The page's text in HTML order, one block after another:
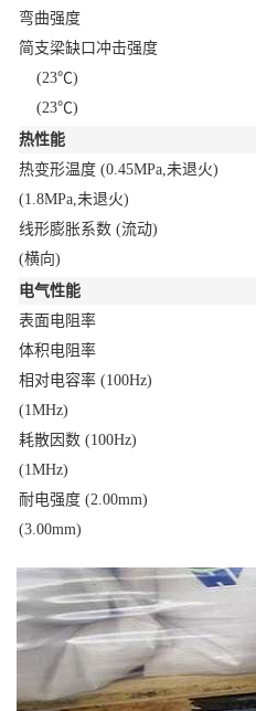
弯曲强度
简支梁缺口冲击强度
(23℃)
(23℃)
热性能
热变形温度 (0.45MPa,未退火)
(1.8MPa,未退火)
线形膨胀系数 (流动)
(横向)
电气性能
表面电阻率
体积电阻率
相对电容率 (100Hz)
(1MHz)
耗散因数 (100Hz)
(1MHz)
耐电强度 (2.00mm)
(3.00mm)